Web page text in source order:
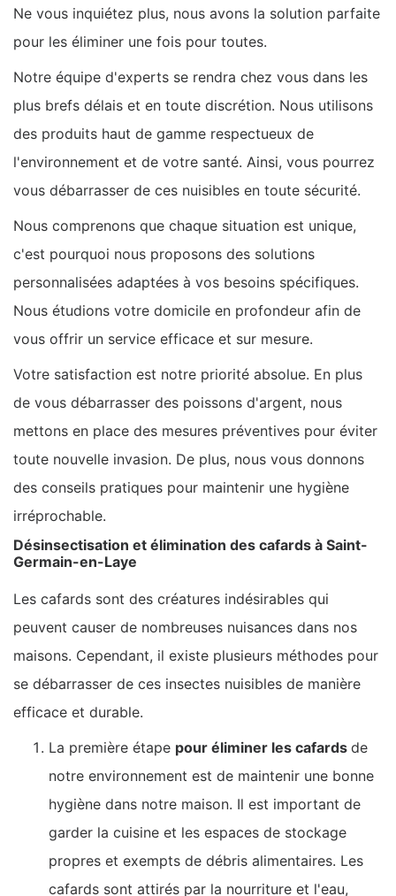
Ne vous inquiétez plus, nous avons la solution parfaite
pour les éliminer une fois pour toutes.
Notre équipe d'experts se rendra chez vous dans les
plus brefs délais et en toute discrétion. Nous utilisons
des produits haut de gamme respectueux de
l'environnement et de votre santé. Ainsi, vous pourrez
vous débarrasser de ces nuisibles en toute sécurité.
Nous comprenons que chaque situation est unique,
c'est pourquoi nous proposons des solutions
personnalisées adaptées à vos besoins spécifiques.
Nous étudions votre domicile en profondeur afin de
vous offrir un service efficace et sur mesure.
Votre satisfaction est notre priorité absolue. En plus
de vous débarrasser des poissons d'argent, nous
mettons en place des mesures préventives pour éviter
toute nouvelle invasion. De plus, nous vous donnons
des conseils pratiques pour maintenir une hygiène
irréprochable.
Désinsectisation et élimination des cafards à Saint-
Germain-en-Laye
Les cafards sont des créatures indésirables qui
peuvent causer de nombreuses nuisances dans nos
maisons. Cependant, il existe plusieurs méthodes pour
se débarrasser de ces insectes nuisibles de manière
efficace et durable.
La première étape pour éliminer les cafards de
notre environnement est de maintenir une bonne
hygiène dans notre maison. Il est important de
garder la cuisine et les espaces de stockage
propres et exempts de débris alimentaires. Les
cafards sont attirés par la nourriture et l'eau,